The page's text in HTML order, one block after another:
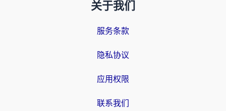
关于我们
服务条款
隐私协议
应用权限
联系我们